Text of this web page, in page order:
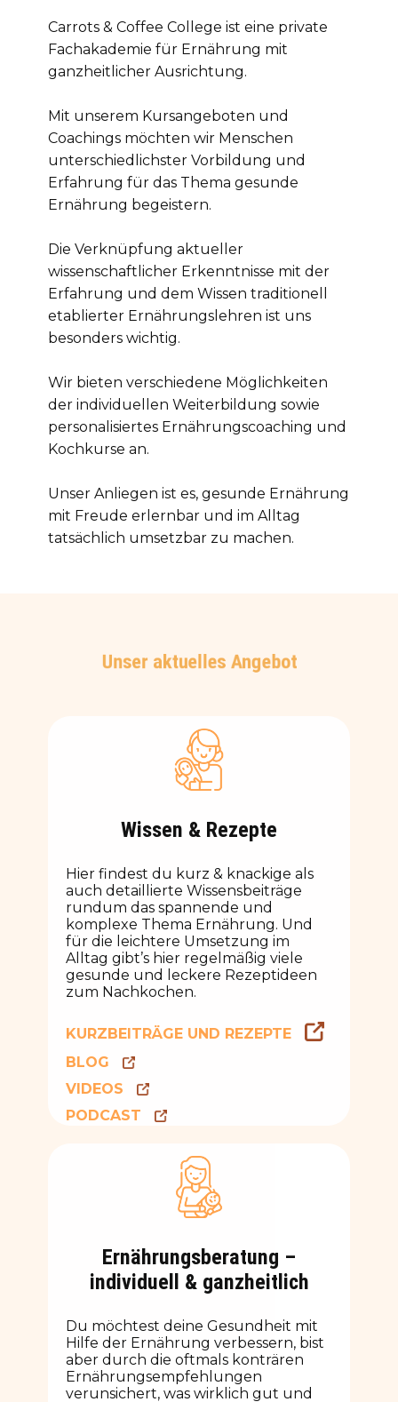
Carrots & Coffee College ist eine private
Fachakademie für Ernährung mit
ganzheitlicher Ausrichtung.
Mit unserem Kursangeboten und
Coachings möchten wir Menschen
unterschiedlichster Vorbildung und
Erfahrung für das Thema gesunde
Ernährung begeistern.
Die Verknüpfung aktueller
wissenschaftlicher Erkenntnisse mit der
Erfahrung und dem Wissen traditionell
etablierter Ernährungslehren ist uns
besonders wichtig.
Wir bieten verschiedene Möglichkeiten
der individuellen Weiterbildung sowie
personalisiertes Ernährungscoaching und
Kochkurse an.
Unser Anliegen ist es, gesunde Ernährung
mit Freude erlernbar und im Alltag
tatsächlich umsetzbar zu machen.
Unser aktuelles Angebot
Wissen & Rezepte
Hier findest du kurz & knackige als
auch detaillierte Wissensbeiträge
rundum das spannende und
komplexe Thema Ernährung. Und
für die leichtere Umsetzung im
Alltag gibt’s hier regelmäßig viele
gesunde und leckere Rezeptideen
zum Nachkochen.
KURZBEITRÄGE UND REZEPTE
BLOG
VIDEOS
PODCAST
Ernährungsberatung –
individuell & ganzheitlich
Du möchtest deine Gesundheit mit
Hilfe der Ernährung verbessern, bist
aber durch die oftmals konträren
Ernährungsempfehlungen
verunsichert, was wirklich gut und